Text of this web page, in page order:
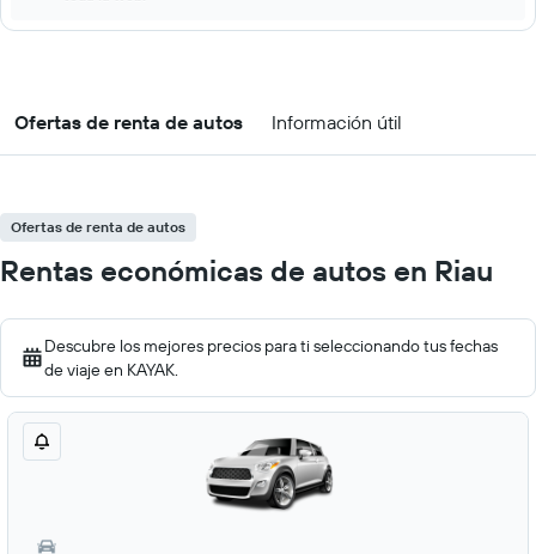
Ofertas de renta de autos Información útil
Ofertas de renta de autos
Rentas económicas de autos en Riau
Descubre los mejores precios para ti seleccionando tus fechas
de viaje en KAYAK.